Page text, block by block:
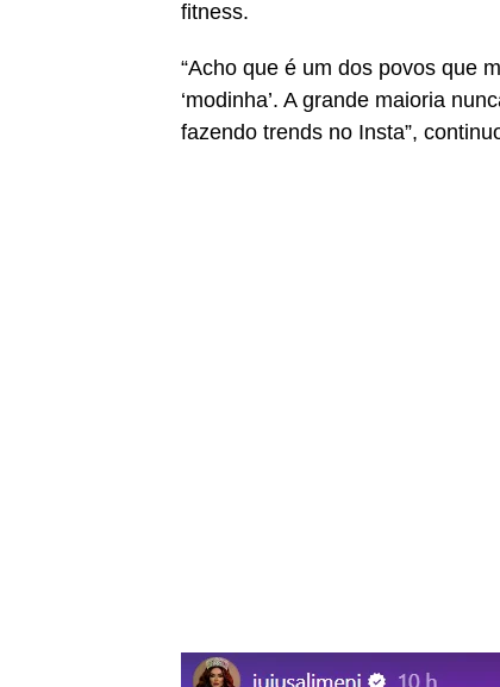
fitness.
“Acho que é um dos povos que
‘modinha’. A grande maioria
fazendo trends no Insta”,